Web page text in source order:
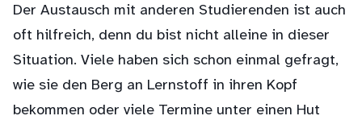
Der Austausch mit anderen Studierenden ist auch
oft hilfreich, denn du bist nicht alleine in dieser
Situation. Viele haben sich schon einmal gefragt,
wie sie den Berg an Lernstoff in ihren Kopf
bekommen oder viele Termine unter einen Hut